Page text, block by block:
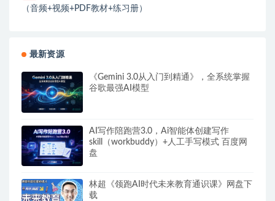
（音频+视频+PDF教材+练习册）
最新资源
《Gemini 3.0从入门到精通》，全系统掌握
谷歌最强AI模型
AI写作陪跑营3.0，Ai智能体创建写作
skill（workbuddy）+人工手写模式 百度网
盘
林超《领跑AI时代未来教育通识课》网盘下
载